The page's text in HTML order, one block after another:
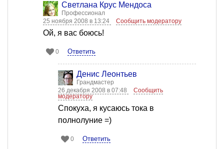
Светлана Крус Мендоса
Профессионал
25 ноября 2008 в 13:24
Сообщить модератору
Ой, я вас боюсь!
0 Ответить
Денис Леонтьев
Грандмастер
26 декабря 2008 в 07:48
Сообщить
модератору
Спокуха, я кусаюсь тока в
полнолуние =)
0 Ответить